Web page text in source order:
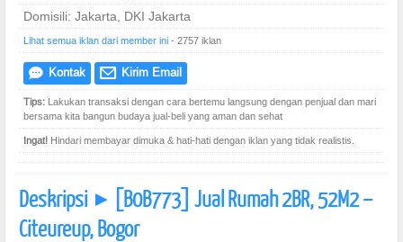
Domisili: Jakarta, DKI Jakarta
Lihat semua iklan dari member ini - 2757 iklan
e Kontak @ Kirim Email
Tips: Lakukan transaksi dengan cara bertemu langsung dengan penjual dan mari
bersama kita bangun budaya jual-beli yang aman dan sehat
Ingat! Hindari membayar dimuka & hati-hati dengan iklan yang tidak realistis.
Deskripsi ] [B0B773] Jual Rumah 2BR, 52M2 –
Citeureup, Bogor